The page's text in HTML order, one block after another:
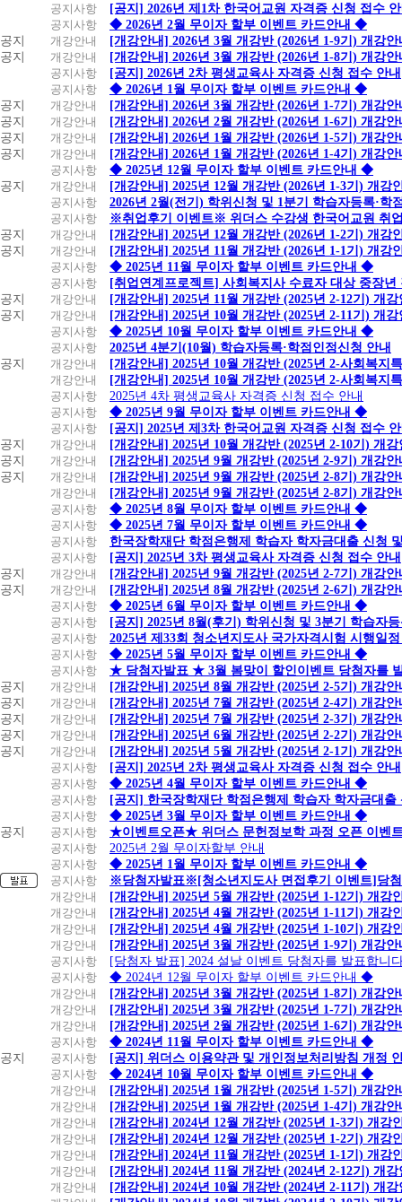
공지사항
[공지] 2026년 제1차 한국어교원 자격증 신청 접수
공지사항
◆ 2026년 2월 무이자 할부 이벤트 카드안내 ◆
공지
개강안내
[개강안내] 2026년 3월 개강반 (2026년 1-9기) 개강안
공지
개강안내
[개강안내] 2026년 3월 개강반 (2026년 1-8기) 개강안
공지사항
[공지] 2026년 2차 평생교육사 자격증 신청 접수 안내
공지사항
◆ 2026년 1월 무이자 할부 이벤트 카드안내 ◆
공지
개강안내
[개강안내] 2026년 3월 개강반 (2026년 1-7기) 개강안
공지
개강안내
[개강안내] 2026년 2월 개강반 (2026년 1-6기) 개강안
공지
개강안내
[개강안내] 2026년 1월 개강반 (2026년 1-5기) 개강안
공지
개강안내
[개강안내] 2026년 1월 개강반 (2026년 1-4기) 개강안
공지사항
◆ 2025년 12월 무이자 할부 이벤트 카드안내 ◆
공지
개강안내
[개강안내] 2025년 12월 개강반 (2026년 1-3기) 개강
공지사항
2026년 2월(전기) 학위신청 및 1분기 학습자등록·학
공지사항
※취업후기 이벤트※ 위더스 수강생 한국어교원 취
공지
개강안내
[개강안내] 2025년 12월 개강반 (2026년 1-2기) 개강
공지
개강안내
[개강안내] 2025년 11월 개강반 (2026년 1-1기) 개강
공지사항
◆ 2025년 11월 무이자 할부 이벤트 카드안내 ◆
공지사항
[취업연계프로젝트] 사회복지사 수료자 대상 중장
공지
개강안내
[개강안내] 2025년 11월 개강반 (2025년 2-12기) 개강
공지
개강안내
[개강안내] 2025년 10월 개강반 (2025년 2-11기) 개강
공지사항
◆ 2025년 10월 무이자 할부 이벤트 카드안내 ◆
공지사항
2025년 4분기(10월) 학습자등록·학점인정신청 안내
공지
개강안내
[개강안내] 2025년 10월 개강반 (2025년 2-사회복지
개강안내
[개강안내] 2025년 10월 개강반 (2025년 2-사회복지
공지사항
2025년 4차 평생교육사 자격증 신청 접수 안내
공지사항
◆ 2025년 9월 무이자 할부 이벤트 카드안내 ◆
공지사항
[공지] 2025년 제3차 한국어교원 자격증 신청 접수
공지
개강안내
[개강안내] 2025년 10월 개강반 (2025년 2-10기) 개강
공지
개강안내
[개강안내] 2025년 9월 개강반 (2025년 2-9기) 개강안
공지
개강안내
[개강안내] 2025년 9월 개강반 (2025년 2-8기) 개강안
개강안내
[개강안내] 2025년 9월 개강반 (2025년 2-8기) 개강안
공지사항
◆ 2025년 8월 무이자 할부 이벤트 카드안내 ◆
공지사항
◆ 2025년 7월 무이자 할부 이벤트 카드안내 ◆
공지사항
한국장학재단 학점은행제 학습자 학자금대출 신청
공지사항
[공지] 2025년 3차 평생교육사 자격증 신청 접수 안내
공지
개강안내
[개강안내] 2025년 9월 개강반 (2025년 2-7기) 개강안
공지
개강안내
[개강안내] 2025년 8월 개강반 (2025년 2-6기) 개강안
공지사항
◆ 2025년 6월 무이자 할부 이벤트 카드안내 ◆
공지사항
[공지] 2025년 8월(후기) 학위신청 및 3분기 학습자
공지사항
2025년 제33회 청소년지도사 국가자격시험 시행일
공지사항
◆ 2025년 5월 무이자 할부 이벤트 카드안내 ◆
공지사항
★ 당첨자발표 ★ 3월 봄맞이 할인이벤트 당첨자를
공지
개강안내
[개강안내] 2025년 8월 개강반 (2025년 2-5기) 개강안
공지
개강안내
[개강안내] 2025년 7월 개강반 (2025년 2-4기) 개강안
공지
개강안내
[개강안내] 2025년 7월 개강반 (2025년 2-3기) 개강안
공지
개강안내
[개강안내] 2025년 6월 개강반 (2025년 2-2기) 개강안
공지
개강안내
[개강안내] 2025년 5월 개강반 (2025년 2-1기) 개강안
공지사항
[공지] 2025년 2차 평생교육사 자격증 신청 접수 안내
공지사항
◆ 2025년 4월 무이자 할부 이벤트 카드안내 ◆
공지사항
[공지] 한국장학재단 학점은행제 학습자 학자금대출
공지사항
◆ 2025년 3월 무이자 할부 이벤트 카드안내 ◆
공지
공지사항
★이벤트오픈★ 위더스 문헌정보학 과정 오픈 이벤
공지사항
2025년 2월 무이자할부 안내
공지사항
◆ 2025년 1월 무이자 할부 이벤트 카드안내 ◆
공지사항
※당첨자발표※[청소년지도사 면접후기 이벤트]당
개강안내
[개강안내] 2025년 5월 개강반 (2025년 1-12기) 개강
개강안내
[개강안내] 2025년 4월 개강반 (2025년 1-11기) 개강
개강안내
[개강안내] 2025년 4월 개강반 (2025년 1-10기) 개강
개강안내
[개강안내] 2025년 3월 개강반 (2025년 1-9기) 개강안
공지사항
[당첨자 발표] 2024 설날 이벤트 당첨자를 발표합니
공지사항
◆ 2024년 12월 무이자 할부 이벤트 카드안내 ◆
개강안내
[개강안내] 2025년 3월 개강반 (2025년 1-8기) 개강안
개강안내
[개강안내] 2025년 3월 개강반 (2025년 1-7기) 개강안
개강안내
[개강안내] 2025년 2월 개강반 (2025년 1-6기) 개강안
공지사항
◆ 2024년 11월 무이자 할부 이벤트 카드안내 ◆
공지
공지사항
[공지] 위더스 이용약관 및 개인정보처리방침 개정
공지사항
◆ 2024년 10월 무이자 할부 이벤트 카드안내 ◆
개강안내
[개강안내] 2025년 1월 개강반 (2025년 1-5기) 개강안
개강안내
[개강안내] 2025년 1월 개강반 (2025년 1-4기) 개강안
개강안내
[개강안내] 2024년 12월 개강반 (2025년 1-3기) 개강
개강안내
[개강안내] 2024년 12월 개강반 (2025년 1-2기) 개강
개강안내
[개강안내] 2024년 11월 개강반 (2025년 1-1기) 개강
개강안내
[개강안내] 2024년 11월 개강반 (2024년 2-12기) 개강
개강안내
[개강안내] 2024년 10월 개강반 (2024년 2-11기) 개강